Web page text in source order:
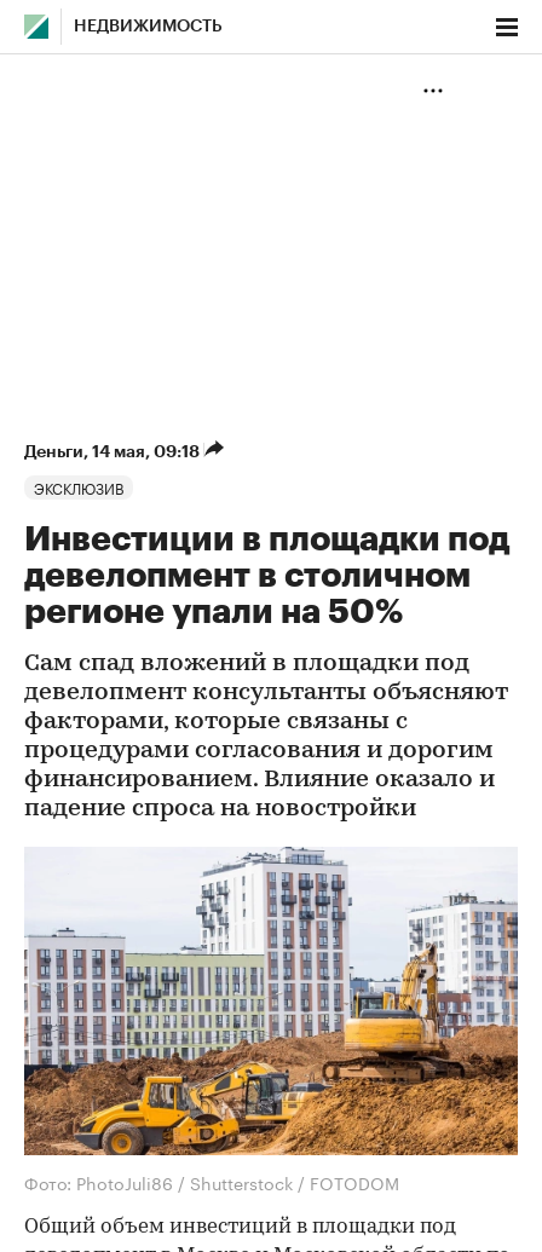
НЕДВИЖИМОСТЬ
Деньги⁠, 14 мая, 09:18
ЭКСКЛЮЗИВ
Инвестиции в площадки под
девелопмент в столичном
регионе упали на 50%
Сам спад вложений в площадки под
девелопмент консультанты объясняют
факторами, которые связаны с
процедурами согласования и дорогим
финансированием. Влияние оказало и
падение спроса на новостройки
Фото: PhotoJuli86 / Shutterstock / FOTODOM
Общий объем инвестиций в площадки под